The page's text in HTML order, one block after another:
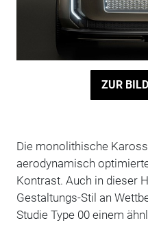
ZUR
Die monolithische
aerodynamisch
Kontrast. Auch in dieser
Gestaltungs-Stil an
Studie Type 00 einem